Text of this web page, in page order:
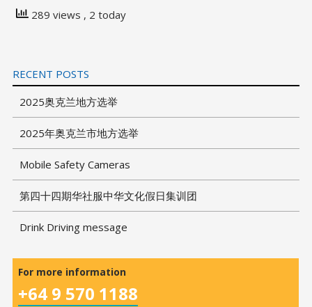
289 views , 2 today
RECENT POSTS
2025奥克兰地方选举
2025年奥克兰市地方选举
Mobile Safety Cameras
第四十四期华社服中华文化假日集训团
Drink Driving message
For more information
+64 9 570 1188